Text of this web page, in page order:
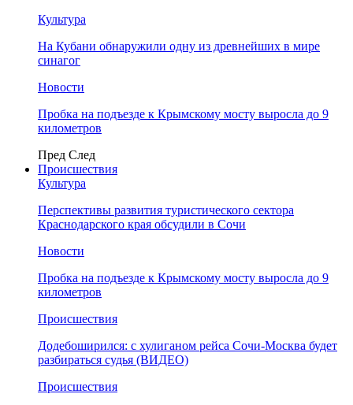
Культура
На Кубани обнаружили одну из древнейших в мире
синагог
Новости
Пробка на подъезде к Крымскому мосту выросла до 9
километров
Пред След
Происшествия
Культура
Перспективы развития туристического сектора
Краснодарского края обсудили в Сочи
Новости
Пробка на подъезде к Крымскому мосту выросла до 9
километров
Происшествия
Додебоширился: с хулиганом рейса Сочи-Москва будет
разбираться судья (ВИДЕО)
Происшествия